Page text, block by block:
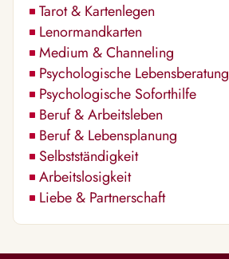
Tarot & Kartenlegen
Lenormandkarten
Medium & Channeling
Psychologische Lebensberatung
Psychologische Soforthilfe
Beruf & Arbeitsleben
Beruf & Lebensplanung
Selbstständigkeit
Arbeitslosigkeit
Liebe & Partnerschaft